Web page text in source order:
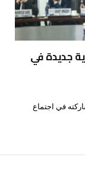
جديدة في
في اجتماع